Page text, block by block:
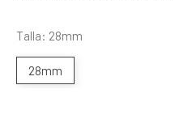
Talla: 28mm
28mm